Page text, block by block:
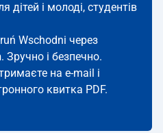
дітей і молоді, студентів
Wschodni через
. Зручно і безпечно.
на e-mail і
квитка PDF.